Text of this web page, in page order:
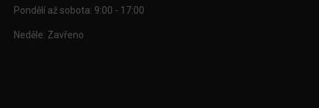
Pondělí až sobota: 9:00 - 17:00
Neděle: Zavřeno